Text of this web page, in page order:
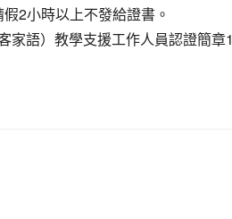
2小時以上不發給證書。
家語）教學支援工作人員認證簡章1